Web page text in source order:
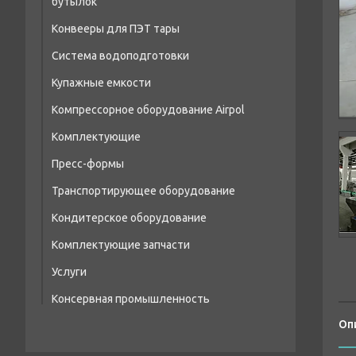
литровых бутылок
Оборудование для розлива в ПЭТ кег
Сопутствующее оборудование
Конвееры для ПЭТ тары
Система водоподготовки
Купажные емкости
Компрессорное оборудование Airpol
Бустеры поршневые высокого давления
Винтовые компрессоры
Осушители сжатого воздуха
Ресивера сжатого воздуха
Фильтры сжатого воздуха
Комплектующие
Преобразователи
Теплообменники
Пресс-формы
Пресс-формы для ПЭТ
Экструзионные пресс-формы
Готовые пресс-формы
Транспортирующее оборудование
Кондитерское оборудование
Комплектующие запчасти
Датчики
Пневмораспределитель
Услуги
Консервная промышленность